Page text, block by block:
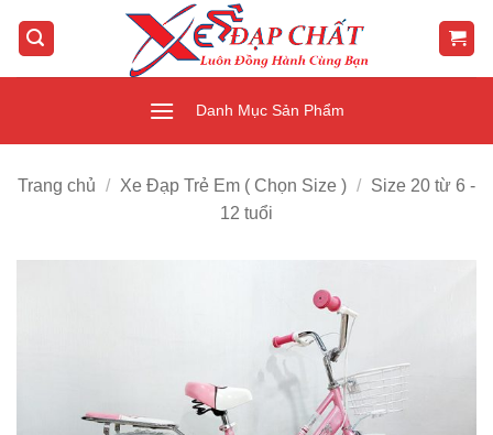
qua
Danh Mục Sản Phẩm
Trang chủ / Xe Đạp Trẻ Em ( Chọn Size ) /
Size 20 từ 6 -
12 tuổi